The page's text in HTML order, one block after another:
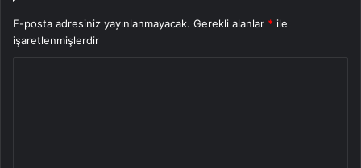
E-posta adresiniz yayınlanmayacak. Gerekli alanlar * ile
işaretlenmişlerdir